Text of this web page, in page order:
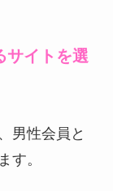
サイトを選
男性会員と
す。